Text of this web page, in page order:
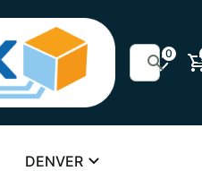
0
DENVER